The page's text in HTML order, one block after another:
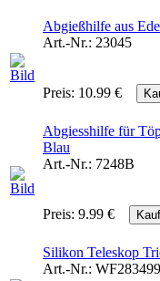
Abgießhilfe aus
Art.-Nr.: 23045
Preis: 10.99 €
Abgiesshilfe für
Blau
Art.-Nr.: 7248B
Preis: 9.99 €
Silikon Teleskop
Art.-Nr.: WF283499